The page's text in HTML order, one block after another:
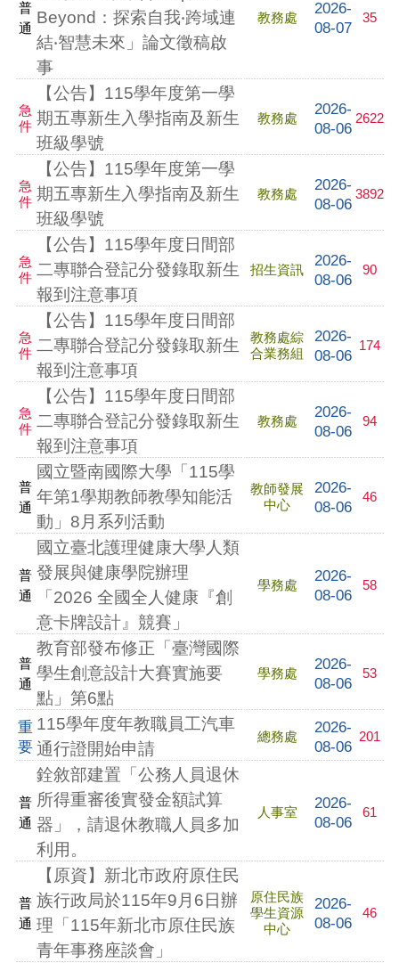
普
通
Beyond：探索自我‧跨域連
結‧智慧未來」論文徵稿啟
事
教務處
2026-
08-07
35
急
件
【公告】115學年度第一學
期五專新生入學指南及新生
班級學號
教務處
2026-
08-06
2622
急
件
【公告】115學年度第一學
期五專新生入學指南及新生
班級學號
教務處
2026-
08-06
3892
急
件
【公告】115學年度日間部
二專聯合登記分發錄取新生
報到注意事項
招生資訊
2026-
08-06
90
急
件
【公告】115學年度日間部
二專聯合登記分發錄取新生
報到注意事項
教務處綜
合業務組
2026-
08-06
174
急
件
【公告】115學年度日間部
二專聯合登記分發錄取新生
報到注意事項
教務處
2026-
08-06
94
普
通
國立暨南國際大學「115學
年第1學期教師教學知能活
動」8月系列活動
教師發展
中心
2026-
08-06
46
普
通
國立臺北護理健康大學人類
發展與健康學院辦理
「2026 全國全人健康『創
意卡牌設計』競賽」
學務處
2026-
08-06
58
普
通
教育部發布修正「臺灣國際
學生創意設計大賽實施要
點」第6點
學務處
2026-
08-06
53
重
要
115學年度年教職員工汽車
通行證開始申請
總務處
2026-
08-06
201
普
通
銓敘部建置「公務人員退休
所得重審後實發金額試算
器」，請退休教職人員多加
利用。
人事室
2026-
08-06
61
普
通
【原資】新北市政府原住民
族行政局於115年9月6日辦
理「115年新北市原住民族
青年事務座談會」
原住民族
學生資源
中心
2026-
08-06
46